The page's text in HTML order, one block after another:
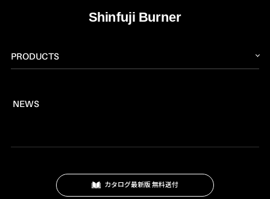
PRODUCTS
燃料
ロウ材
ロードマーキング
NEWS
カタログ最新版 無料送付